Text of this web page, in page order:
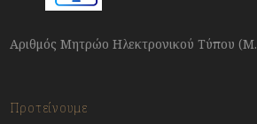
Αριθμός Μητρώο Ηλεκτρονικού Τύπου
Προτείνουμε